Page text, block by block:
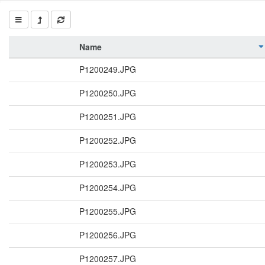
Name
P1200249.JPG
P1200250.JPG
P1200251.JPG
P1200252.JPG
P1200253.JPG
P1200254.JPG
P1200255.JPG
P1200256.JPG
P1200257.JPG